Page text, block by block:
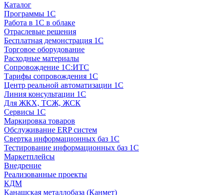
Каталог
Программы 1С
Работа в 1С в облаке
Отраслевые решения
Бесплатная демонстрация 1С
Торговое оборудование
Расходные материалы
Сопровождение 1С:ИТС
Тарифы сопровождения 1С
Центр реальной автоматизации 1С
Линия консультации 1С
Для ЖКХ, ТСЖ, ЖСК
Сервисы 1С
Маркировка товаров
Обслуживание ERP систем
Свертка информационных баз 1С
Тестирование информационных баз 1С
Маркетплейсы
Внедрение
Реализованные проекты
КДМ
Канашская металлобаза (Канмет)